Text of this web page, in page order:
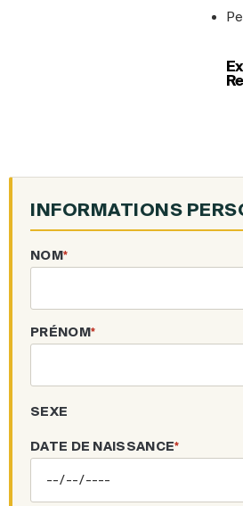
INFORMATIONS
NOM*
PRÉNOM*
SEXE
DATE DE NAISSANCE*